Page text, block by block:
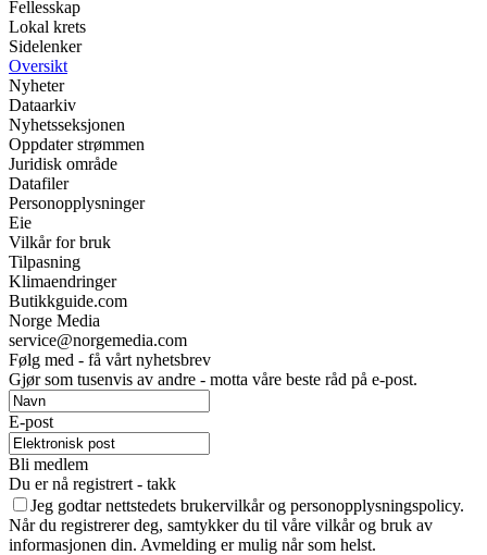
Fellesskap
Lokal krets
Sidelenker
Oversikt
Nyheter
Dataarkiv
Nyhetsseksjonen
Oppdater strømmen
Juridisk område
Datafiler
Personopplysninger
Eie
Vilkår for bruk
Tilpasning
Klimaendringer
Butikkguide.com
Norge Media
service@norgemedia.com
Følg med - få vårt nyhetsbrev
Gjør som tusenvis av andre - motta våre beste råd på e-post.
E-post
Bli medlem
Du er nå registrert - takk
Jeg godtar nettstedets brukervilkår og personopplysningspolicy.
Når du registrerer deg, samtykker du til våre vilkår og bruk av
informasjonen din. Avmelding er mulig når som helst.